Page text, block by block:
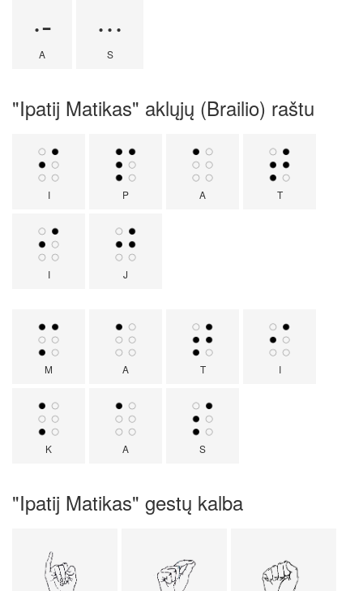
·-
A
···
S
"Ipatij Matikas" aklųjų (Brailio) raštu
I P A T
I J
M A T I
K A S
"Ipatij Matikas" gestų kalba